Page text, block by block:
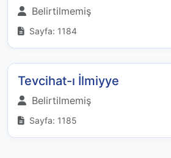
Belirtilmemiş
Sayfa: 1184
Tevcihat-ı İlmiyye
Belirtilmemiş
Sayfa: 1185